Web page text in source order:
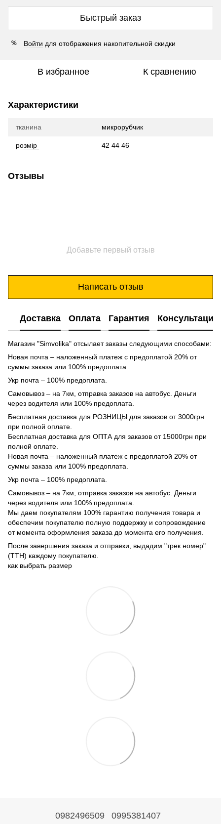
Быстрый заказ
% Войти для отображения накопительной скидки
В избранное К сравнению
Характеристики
тканина микрорубчик
розмір 42 44 46
Отзывы
Добавьте первый отзыв
Написать отзыв
Доставка Оплата Гарантия Консультация
Магазин "Simvolika" отсылает заказы следующими способами:
Новая почта – наложенный платеж с предоплатой 20% от
суммы заказа или 100% предоплата.
Укр почта – 100% предоплата.
Самовывоз – на 7км, отправка заказов на автобус. Деньги
через водителя или 100% предоплата.
Бесплатная доставка для РОЗНИЦЫ для заказов от 3000грн
при полной оплате.
Бесплатная доставка для ОПТА для заказов от 15000грн при
полной оплате.
Новая почта – наложенный платеж с предоплатой 20% от
суммы заказа или 100% предоплата.
Укр почта – 100% предоплата.
Самовывоз – на 7км, отправка заказов на автобус. Деньги
через водителя или 100% предоплата.
Мы даем покупателям 100% гарантию получения товара и
обеспечим покупателю полную поддержку и сопровождение
от момента оформления заказа до момента его получения.
После завершения заказа и отправки, выдадим "трек номер"
(ТТН) каждому покупателю.
как выбрать размер
0982496509 0995381407